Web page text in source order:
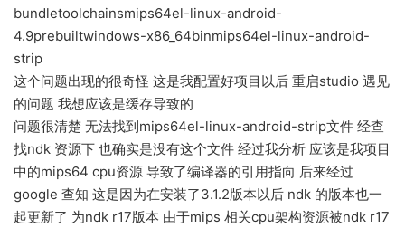
bundletoolchainsmips64el-linux-android-
4.9prebuiltwindows-x86_64binmips64el-linux-android-
strip
这个问题出现的很奇怪 这是我配置好项目以后 重启studio 遇见
的问题 我想应该是缓存导致的
问题很清楚 无法找到mips64el-linux-android-strip文件 经查
找ndk 资源下 也确实是没有这个文件 经过我分析 应该是我项目
中的mips64 cpu资源 导致了编译器的引用指向 后来经过
google 查知 这是因为在安装了3.1.2版本以后 ndk 的版本也一
起更新了 为ndk r17版本 由于mips 相关cpu架构资源被ndk r17